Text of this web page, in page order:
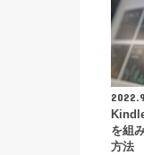
を組
方法